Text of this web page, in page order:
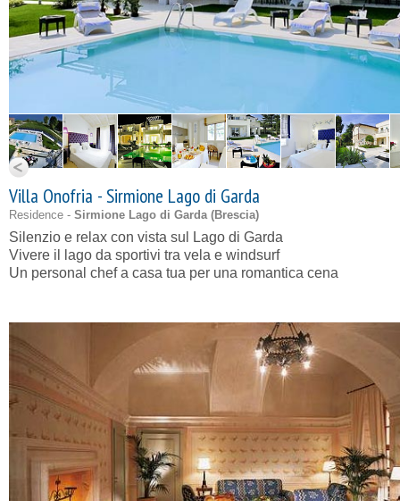
Villa Onofria - Sirmione Lago di Garda
Residence - Sirmione Lago di Garda (Brescia)
Silenzio e relax con vista sul Lago di Garda
Vivere il lago da sportivi tra vela e windsurf
Un personal chef a casa tua per una romantica cena